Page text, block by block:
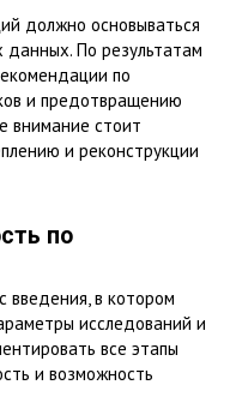
должно основываться
данных. По результатам
по
и предотвращению
внимание стоит
и реконструкции
по
введения, в котором
исследований и
все этапы
и возможность